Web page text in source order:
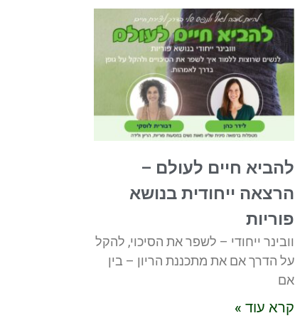
להביא חיים לעולם –
הרצאה ייחודית בנושא
פוריות
וובינר ייחודי – לשפר את הסיכוי, להקל
על הדרך אם את מתכננת הריון – בין
אם
קרא עוד »